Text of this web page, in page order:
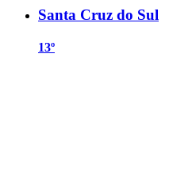
Santa Cruz do Sul
13º